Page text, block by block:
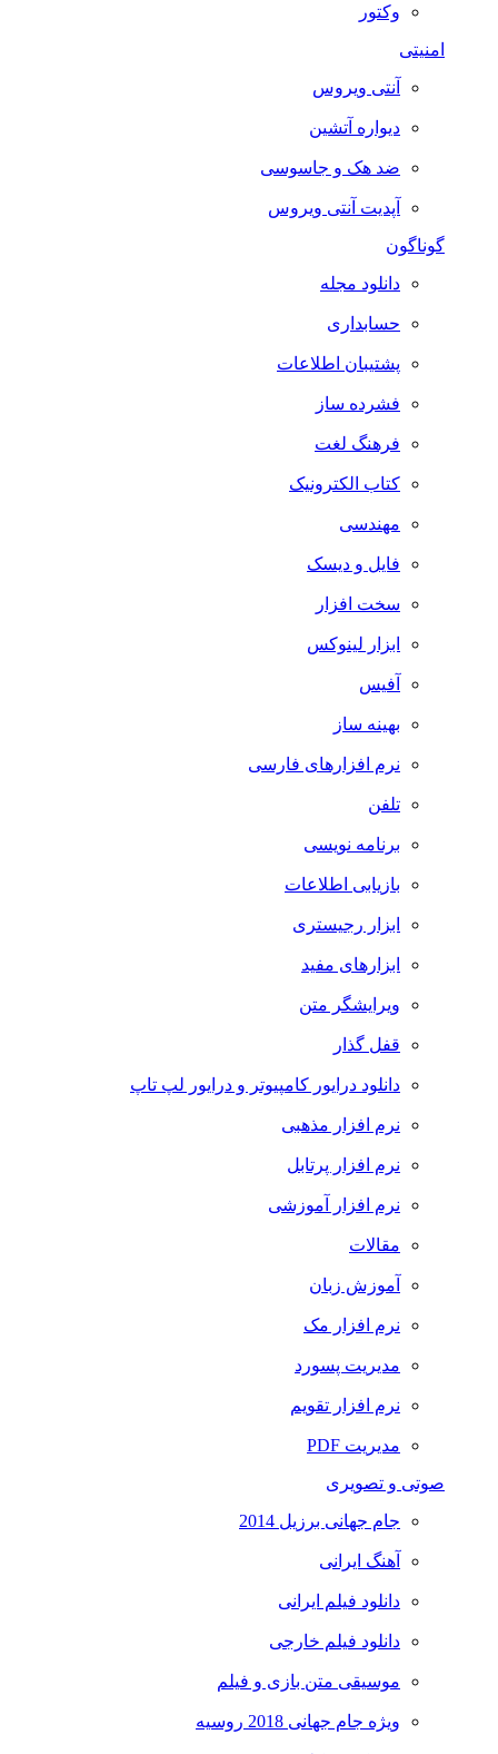
وکتور
امنیتی
آنتی ویروس
دیواره آتشین
ضد هک و جاسوسی
آپدیت آنتی ویروس
گوناگون
دانلود مجله
حسابداری
پشتیبان اطلاعات
فشرده ساز
فرهنگ لغت
کتاب الکترونیک
مهندسی
فایل و دیسک
سخت افزار
ابزار لینوکس
آفیس
بهینه ساز
نرم افزارهای فارسی
تلفن
برنامه نویسی
بازیابی اطلاعات
ابزار رجیستری
ابزارهای مفید
ویرایشگر متن
قفل گذار
دانلود درایور کامپیوتر و درایور لپ تاپ
نرم افزار مذهبی
نرم افزار پرتابل
نرم افزار آموزشی
مقالات
آموزش زبان
نرم افزار مک
مدیریت پسورد
نرم افزار تقویم
مدیریت PDF
صوتی و تصویری
جام جهانی برزیل 2014
آهنگ ایرانی
دانلود فیلم ایرانی
دانلود فیلم خارجی
موسیقی متن بازی و فیلم
ویژه جام جهانی 2018 روسیه